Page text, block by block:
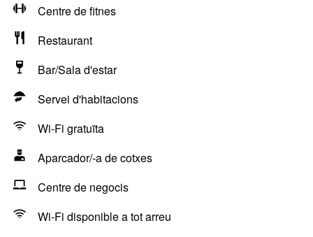
Centre de fitnes
Restaurant
Bar/Sala d'estar
Servei d'habitacions
Wi-Fi gratuïta
Aparcador/-a de cotxes
Centre de negocis
Wi-Fi disponible a tot arreu